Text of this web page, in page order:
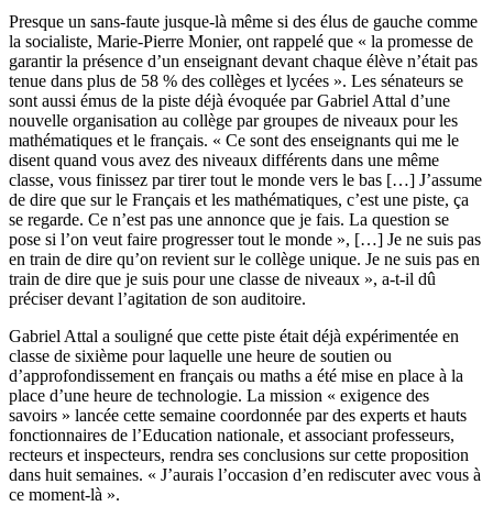
Presque un sans-faute jusque-là même si des élus de gauche comme
la socialiste, Marie-Pierre Monier, ont rappelé que « la promesse de
garantir la présence d’un enseignant devant chaque élève n’était pas
tenue dans plus de 58 % des collèges et lycées ». Les sénateurs se
sont aussi émus de la piste déjà évoquée par Gabriel Attal d’une
nouvelle organisation au collège par groupes de niveaux pour les
mathématiques et le français. « Ce sont des enseignants qui me le
disent quand vous avez des niveaux différents dans une même
classe, vous finissez par tirer tout le monde vers le bas […] J’assume
de dire que sur le Français et les mathématiques, c’est une piste, ça
se regarde. Ce n’est pas une annonce que je fais. La question se
pose si l’on veut faire progresser tout le monde », […] Je ne suis pas
en train de dire qu’on revient sur le collège unique. Je ne suis pas en
train de dire que je suis pour une classe de niveaux », a-t-il dû
préciser devant l’agitation de son auditoire.
Gabriel Attal a souligné que cette piste était déjà expérimentée en
classe de sixième pour laquelle une heure de soutien ou
d’approfondissement en français ou maths a été mise en place à la
place d’une heure de technologie. La mission « exigence des
savoirs » lancée cette semaine coordonnée par des experts et hauts
fonctionnaires de l’Education nationale, et associant professeurs,
recteurs et inspecteurs, rendra ses conclusions sur cette proposition
dans huit semaines. « J’aurais l’occasion d’en rediscuter avec vous à
ce moment-là ».